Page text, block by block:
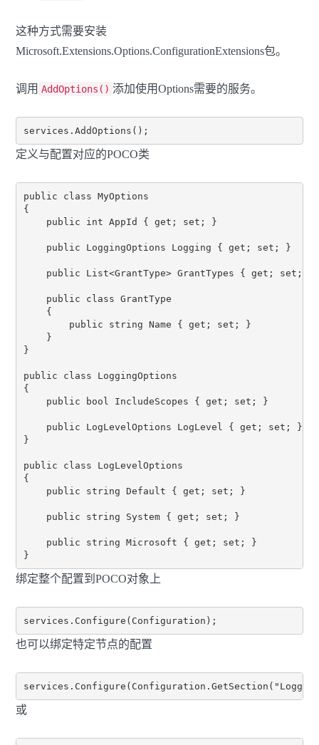
这种方式需要安装
Microsoft.Extensions.Options.ConfigurationExtensions包。
调用 AddOptions() 添加使用Options需要的服务。
定义与配置对应的POCO类
public class MyOptions
{
    public int AppId { get; set; }
    public LoggingOptions Logging { get; set; }
    public List<GrantType> GrantTypes { get; set; }
    public class GrantType
    {
        public string Name { get; set; }
    }
}
public class LoggingOptions
{
    public bool IncludeScopes { get; set; }
    public LogLevelOptions LogLevel { get; set; }
}
public class LogLevelOptions
{
    public string Default { get; set; }
    public string System { get; set; }
    public string Microsoft { get; set; }
绑定整个配置到POCO对象上
也可以绑定特定节点的配置
或